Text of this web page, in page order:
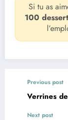
Si tu as
100
Previous post
Verrines
Next post